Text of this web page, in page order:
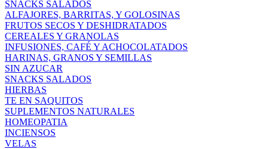
SNACKS SALADOS
ALFAJORES, BARRITAS, Y GOLOSINAS
FRUTOS SECOS Y DESHIDRATADOS
CEREALES Y GRANOLAS
INFUSIONES, CAFÉ Y ACHOCOLATADOS
HARINAS, GRANOS Y SEMILLAS
SIN AZUCAR
SNACKS SALADOS
HIERBAS
TE EN SAQUITOS
SUPLEMENTOS NATURALES
HOMEOPATIA
INCIENSOS
VELAS